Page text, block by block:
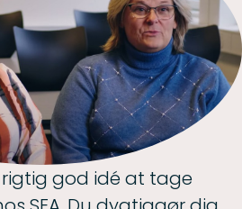
rigtig god idé at tage